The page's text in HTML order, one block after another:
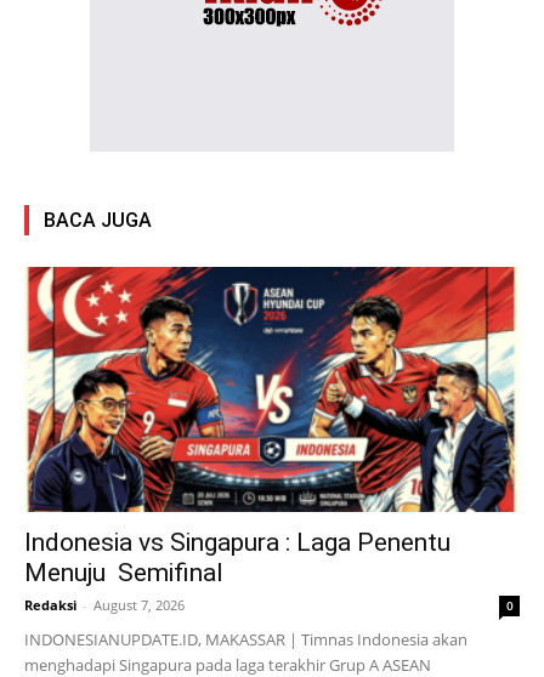
BACA JUGA
Indonesia vs Singapura : Laga Penentu
Menuju Semifinal
Redaksi - August 7, 2026 0
INDONESIANUPDATE.ID, MAKASSAR | Timnas Indonesia akan
menghadapi Singapura pada laga terakhir Grup A ASEAN